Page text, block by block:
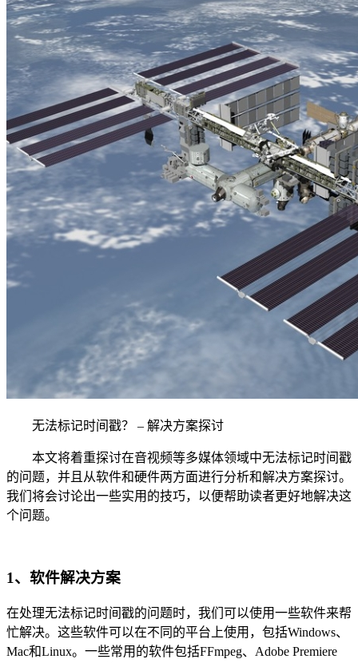
无法标记时间戳？ – 解决方案探讨
本文将着重探讨在音视频等多媒体领域中无法标记时间戳
的问题，并且从软件和硬件两方面进行分析和解决方案探讨。
我们将会讨论出一些实用的技巧，以便帮助读者更好地解决这
个问题。
1、软件解决方案
在处理无法标记时间戳的问题时，我们可以使用一些软件来帮
忙解决。这些软件可以在不同的平台上使用，包括Windows、
Mac和Linux。一些常用的软件包括FFmpeg、Adobe Premiere